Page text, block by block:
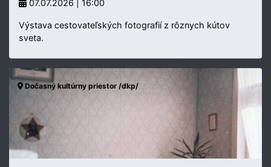
07.07.2026 | 16:00
Výstava cestovateľských fotografií z rôznych kútov
sveta.
Dočasný kultúrny priestor /dkp/